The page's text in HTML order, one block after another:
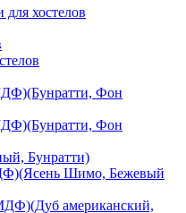
для хостелов
Фон
Фон
Бунратти)
Шимо, Бежевый
американский,